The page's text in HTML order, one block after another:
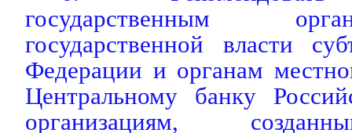
государственным
государственной власти
Федерации и органам
Центральному банку
организациям,